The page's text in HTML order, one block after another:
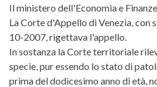
Il ministero dell'Economia e
La Corte d'Appello di Venezia, con
10-2007, rigettava l'appello.
In sostanza la Corte territoriale
specie, pur essendo lo stato di
prima del dodicesimo anno di età,